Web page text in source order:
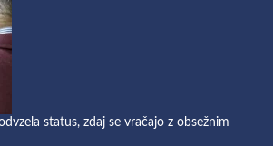
status, zdaj se vračajo z obsežnim